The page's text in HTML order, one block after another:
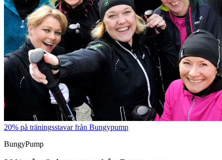
20% på träningsstavar från Bungypump
BungyPump